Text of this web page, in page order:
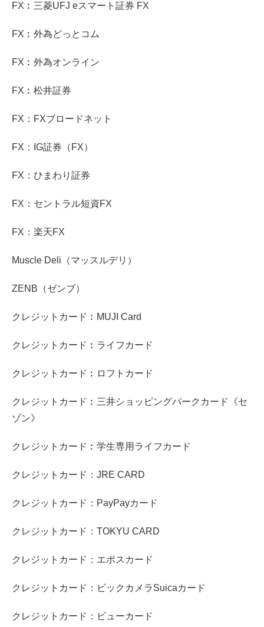
FX︰三菱UFJ eスマート証券 FX
FX︰外為どっとコム
FX︰外為オンライン
FX︰松井証券
FX：FXブロードネット
FX：IG証券（FX）
FX：ひまわり証券
FX：セントラル短資FX
FX：楽天FX
Muscle Deli（マッスルデリ）
ZENB（ゼンブ）
クレジットカード︰MUJI Card
クレジットカード︰ライフカード
クレジットカード︰ロフトカード
クレジットカード︰三井ショッピングパークカード《セ
ゾン》
クレジットカード︰学生専用ライフカード
クレジットカード：JRE CARD
クレジットカード：PayPayカード
クレジットカード：TOKYU CARD
クレジットカード：エポスカード
クレジットカード：ビックカメラSuicaカード
クレジットカード：ビューカード